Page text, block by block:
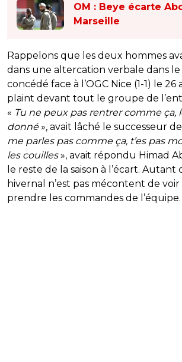
OM : Beye écarte
Marseille
Rappelons que les deux hommes
dans une altercation verbale dans
concédé face à l’OGC Nice (1-1) le 26
plaint devant tout le groupe de
« Tu ne peux pas rentrer comme ça,
donné», avait lâché le successeur
me parles pas comme ça, t’es pas
les couilles», avait répondu Himad
le reste de la saison à l’écart.
hivernal n’est pas mécontent de
prendre les commandes de l’équipe.